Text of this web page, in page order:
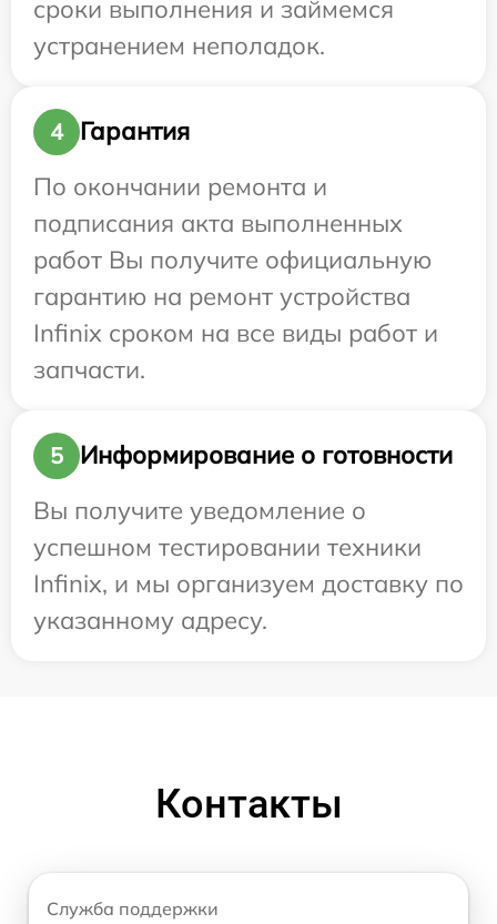
сроки выполнения и займемся
устранением неполадок.
4
Гарантия
По окончании ремонта и
подписания акта выполненных
работ Вы получите официальную
гарантию на ремонт устройства
Infinix сроком на все виды работ и
запчасти.
5
Информирование о готовности
Вы получите уведомление о
успешном тестировании техники
Infinix, и мы организуем доставку по
указанному адресу.
Контакты
Служба поддержки